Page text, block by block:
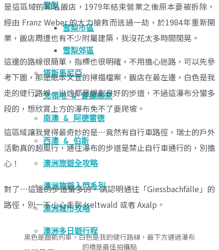
雪梨
雪梨市區
雪梨郊區
塔斯馬尼亞
北領地 & 愛麗絲泉
南澳 & 阿德雷德
西澳 & 伯斯
澳洲旅遊全攻略
澳洲旅遊入門系列
澳洲城市攻略
澳洲多日遊行程
是這區域的知名飯店，1979年結束營業之後原本要被拆除，
經由 Franz Weber 的大力搶救而逃過一劫，於1984年重新開
業，飯店周遭也有不少附屬建築，我沒花太多時間閒晃。
這邊的路線很簡單，指標也很明確，不用擔心迷路，可以先參
考下圖，那是紙本文宣的掃描檔案，飯店在最左邊，白色是我
走的健行路線。沿途都是規劃良好的步道，不過這瀑布分蠻多
段的，想欣賞上方的瀑布免不了要爬坡。
這區域讓我覺得最奇妙的是…竟然有自行車路徑，瑞士的戶外
活動真的超風行，通往瀑布的步道是禁止自行車通行的，別擔
心！
對了…這邊的步道蠻多的，請認明通往「Giessbachfälle」的
路徑，別一不小心走到 Iseltwald 或者 Axalp。
黑色是齒軌列車，白色是我的健行路線，最下方通過瀑布
的橋是最佳拍攝點